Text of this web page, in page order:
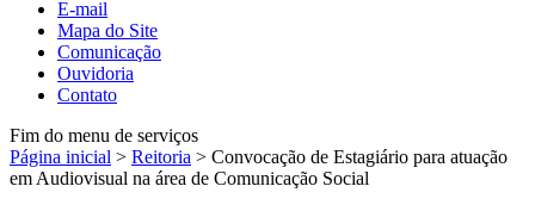
E-mail
Mapa do Site
Comunicação
Ouvidoria
Contato
Fim do menu de serviços
Página inicial > Reitoria > Convocação de Estagiário para atuação
em Audiovisual na área de Comunicação Social